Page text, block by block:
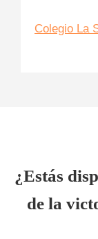
Colegio La
¿Estás
de la